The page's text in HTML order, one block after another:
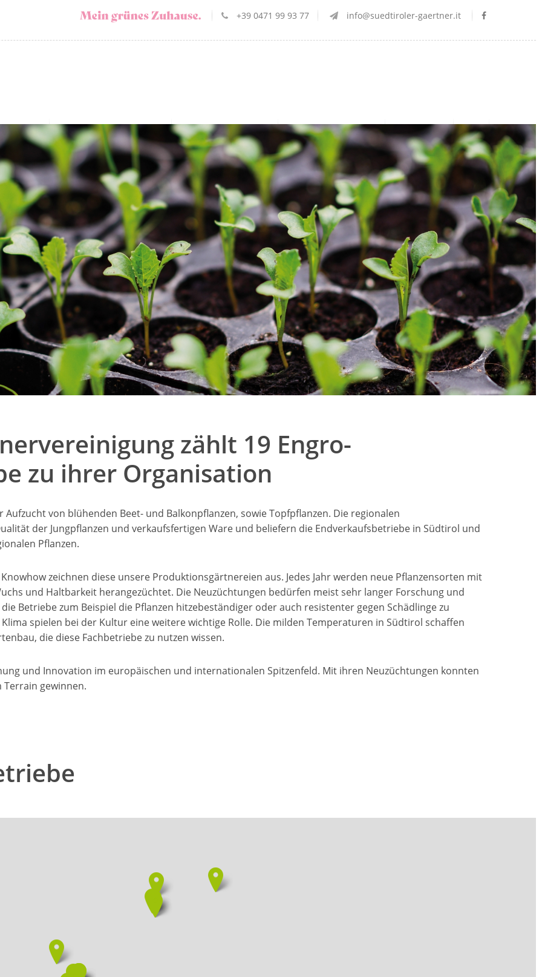
+39 0471 99 93 77 info@suedtiroler-gaertner.it
Gärtnerei - Endverkauf Landschaftsgärtner Produktionsbetrieb Ausbildung Jobs
zählt 19 Engro-
zu ihrer Organisation
von blühenden Beet- und Balkonpflanzen, sowie Topfpflanzen. Die regionalen
der Jungpflanzen und verkaufsfertigen Ware und beliefern die Endverkaufsbetriebe in Südtirol und
Pflanzen.
zeichnen diese unsere Produktionsgärtnereien aus. Jedes Jahr werden neue Pflanzensorten mit
und Haltbarkeit herangezüchtet. Die Neuzüchtungen bedürfen meist sehr langer Forschung und
Betriebe zum Beispiel die Pflanzen hitzebeständiger oder auch resistenter gegen Schädlinge zu
spielen bei der Kultur eine weitere wichtige Rolle. Die milden Temperaturen in Südtirol schaffen
die diese Fachbetriebe zu nutzen wissen.
und Innovation im europäischen und internationalen Spitzenfeld. Mit ihren Neuzüchtungen konnten
gewinnen.